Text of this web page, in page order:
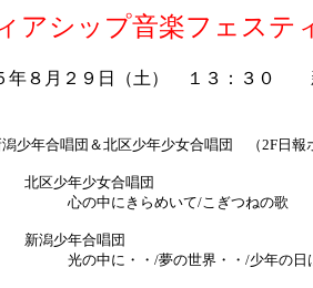
アシップ音楽フェステ
年８月２９日（土） １３：３０
少年合唱団＆北区少年少女合唱団 （2F日報
年少女合唱団
にきらめいて/こぎつねの歌
年合唱団
に・・/夢の世界・・/少年の日